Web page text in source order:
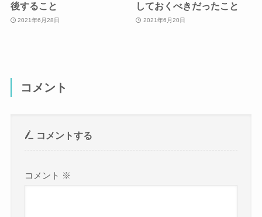
後すること
2021年6月28日
しておくべきだったこと
2021年6月20日
コメント
コメントする
コメント ※